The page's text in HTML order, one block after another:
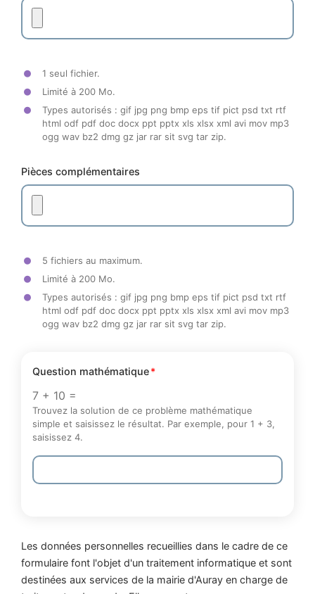
1 seul fichier.
Limité à 200 Mo.
Types autorisés : gif jpg png bmp eps tif pict psd txt rtf
html odf pdf doc docx ppt pptx xls xlsx xml avi mov mp3
ogg wav bz2 dmg gz jar rar sit svg tar zip.
Pièces complémentaires
5 fichiers au maximum.
Limité à 200 Mo.
Types autorisés : gif jpg png bmp eps tif pict psd txt rtf
html odf pdf doc docx ppt pptx xls xlsx xml avi mov mp3
ogg wav bz2 dmg gz jar rar sit svg tar zip.
Question mathématique
7 + 10 =
Trouvez la solution de ce problème mathématique
simple et saisissez le résultat. Par exemple, pour 1 + 3,
saisissez 4.
Les données personnelles recueillies dans le cadre de ce
formulaire font l'objet d'un traitement informatique et sont
destinées aux services de la mairie d'Auray en charge de